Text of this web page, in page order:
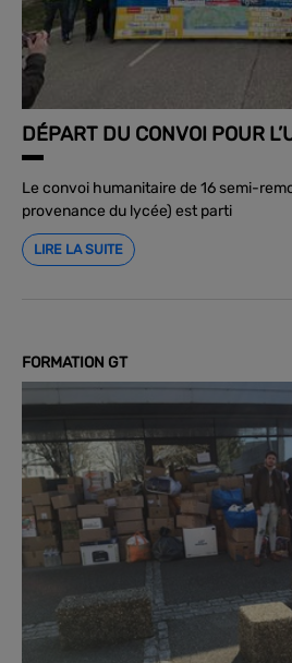
DÉPART DU CONVOI POUR
Le convoi humanitaire de 16 semi-
provenance du lycée) est parti
LIRE LA SUITE
FORMATION GT